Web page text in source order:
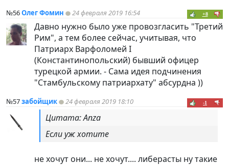
№56Олег Фомин 24 февраля 2019 16:54 +8
Давно нужно было уже провозгласить "Третий
Рим", а тем более сейчас, учитывая, что
Патриарх Варфоломей I
(Константинопольский) бывший офицер
турецкой армии. - Сама идея подчинения
"Стамбульскому патриархату" абсурдна ))
№57забойщик 24 февраля 2019 18:10 -1
Цитата: Anza
Если уж хотите
не хочут они... не хочут.... либерасты ну такие